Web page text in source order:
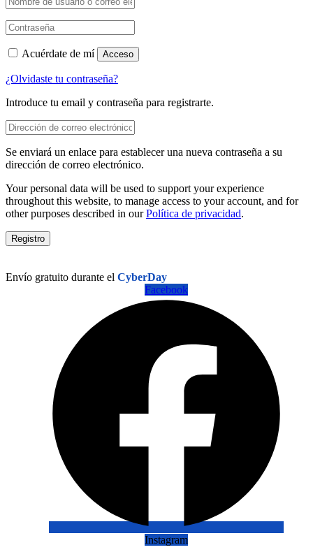
Acuérdate de mí Acceso
¿Olvidaste tu contraseña?
Introduce tu email y contraseña para registrarte.
Se enviará un enlace para establecer una nueva contraseña a su
dirección de correo electrónico.
Your personal data will be used to support your experience
throughout this website, to manage access to your account, and for
other purposes described in ourPolítica de privacidad.
Registro
Envío gratuito durante el CyberDay
Facebook
Instagram